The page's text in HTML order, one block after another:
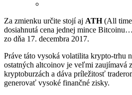
Za zmienku určite stojí aj ATH(All time
dosiahnutá cena jednej mince
zo dňa 17. decembra 2017.
Práve táto vysoká volatilita krypto-trhu
ostatných altcoinov je veľmi zaujímavá
kryptoburzách a dáva príležitosť
generovať vysoké finančné zisky.